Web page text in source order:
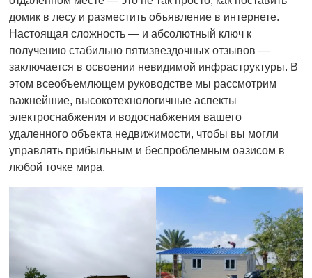
домик в лесу и разместить объявление в интернете.
Настоящая сложность — и абсолютный ключ к
получению стабильно пятизвездочных отзывов —
заключается в освоении невидимой инфраструктуры. В
этом всеобъемлющем руководстве мы рассмотрим
важнейшие, высокотехнологичные аспекты
электроснабжения и водоснабжения вашего
удаленного объекта недвижимости, чтобы вы могли
управлять прибыльным и беспроблемным оазисом в
любой точке мира.